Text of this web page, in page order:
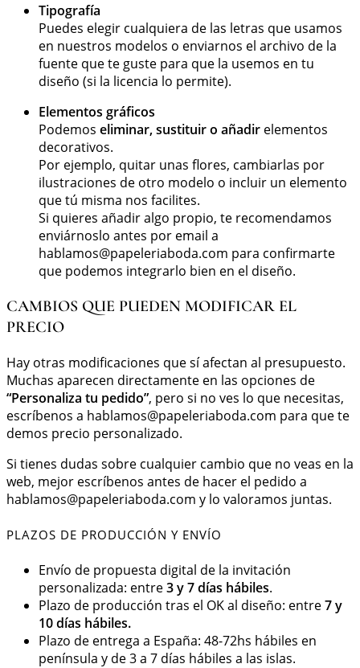
Tipografía
Puedes elegir cualquiera de las letras que usamos
en nuestros modelos o enviarnos el archivo de la
fuente que te guste para que la usemos en tu
diseño (si la licencia lo permite).
Elementos gráficos
Podemos eliminar, sustituir o añadir elementos
decorativos.
Por ejemplo, quitar unas flores, cambiarlas por
ilustraciones de otro modelo o incluir un elemento
que tú misma nos facilites.
Si quieres añadir algo propio, te recomendamos
enviárnoslo antes por email a
hablamos@papeleriaboda.com para confirmarte
que podemos integrarlo bien en el diseño.
CAMBIOS QUE PUEDEN MODIFICAR EL
PRECIO
Hay otras modificaciones que sí afectan al presupuesto.
Muchas aparecen directamente en las opciones de
“Personaliza tu pedido”, pero si no ves lo que necesitas,
escríbenos a hablamos@papeleriaboda.com para que te
demos precio personalizado.
Si tienes dudas sobre cualquier cambio que no veas en la
web, mejor escríbenos antes de hacer el pedido a
hablamos@papeleriaboda.com y lo valoramos juntas.
PLAZOS DE PRODUCCIÓN Y ENVÍO
Envío de propuesta digital de la invitación
personalizada: entre3 y 7 días hábiles.
Plazo de producción tras el OK al diseño: entre7 y
10 días hábiles.
Plazo de entrega a España: 48-72hs hábiles en
península y de 3 a 7 días hábiles a las islas.